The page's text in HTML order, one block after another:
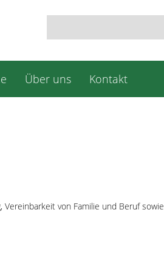
Suchbegriffe
Über uns Kontakt
Vereinbarkeit von Familie und Beruf sowie